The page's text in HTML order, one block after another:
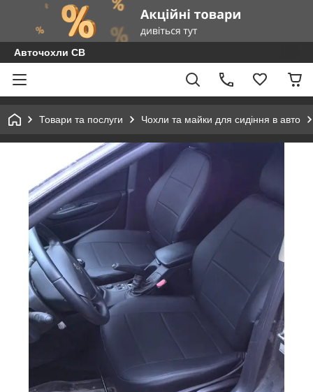
Авточохли СВ
Товари та послуги Чохли та майки для сидіння в авто